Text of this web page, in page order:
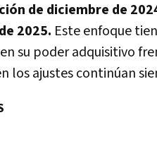
de diciembre de
2025. Este enfoque
su poder adquisitivo
los ajustes continúan